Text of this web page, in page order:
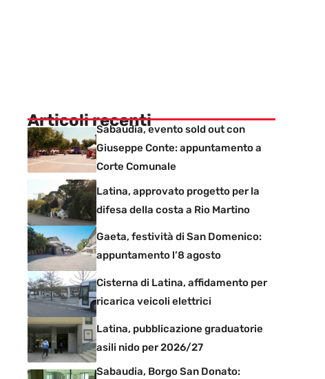
Articoli recentiSabaudia, evento sold out con
Giuseppe Conte: appuntamento a
Corte Comunale
Latina, approvato progetto per la
difesa della costa a Rio Martino
Gaeta, festività di San Domenico:
appuntamento l’8 agosto
Cisterna di Latina, affidamento per
ricarica veicoli elettrici
Latina, pubblicazione graduatorie
asili nido per 2026/27
Sabaudia, Borgo San Donato: